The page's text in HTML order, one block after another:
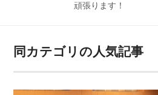
頑張ります！
同カテゴリの人気記事